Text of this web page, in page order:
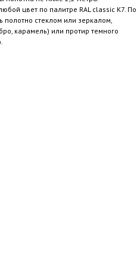
цвет по палитре RAL classic K7. По
стеклом или зеркалом,
карамель) или протир темного